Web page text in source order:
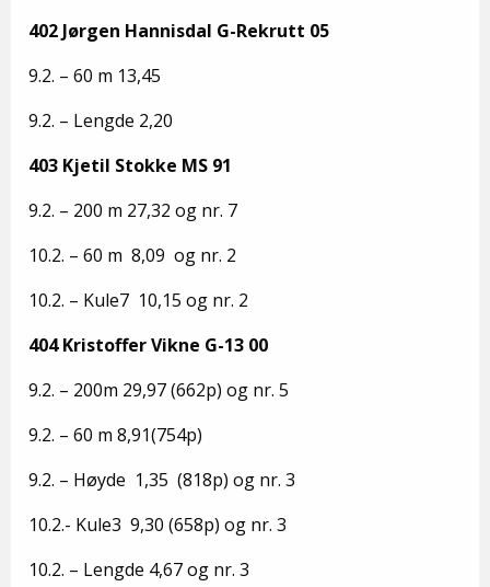
402 Jørgen Hannisdal G-Rekrutt 05
9.2. – 60 m 13,45
9.2. – Lengde 2,20
403 Kjetil Stokke MS 91
9.2. – 200 m 27,32 og nr. 7
10.2. – 60 m 8,09 og nr. 2
10.2. – Kule7 10,15 og nr. 2
404 Kristoffer Vikne G-13 00
9.2. – 200m 29,97 (662p) og nr. 5
9.2. – 60 m 8,91(754p)
9.2. – Høyde 1,35 (818p) og nr. 3
10.2.- Kule3 9,30 (658p) og nr. 3
10.2. – Lengde 4,67 og nr. 3